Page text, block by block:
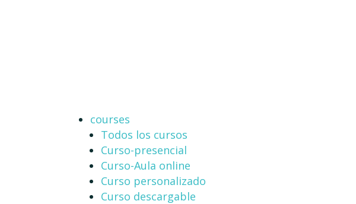
courses
Todos los cursos
Curso-presencial
Curso-Aula online
Curso personalizado
Curso descargable